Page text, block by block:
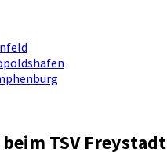
TSV Freystadt